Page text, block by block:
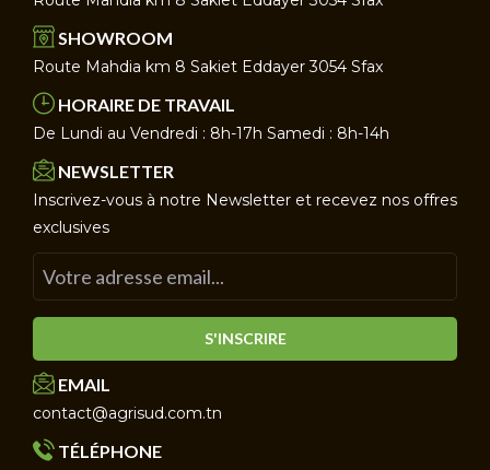
SHOWROOM
Route Mahdia km 8 Sakiet Eddayer 3054 Sfax
HORAIRE DE TRAVAIL
De Lundi au Vendredi : 8h-17h Samedi : 8h-14h
NEWSLETTER
Inscrivez-vous à notre Newsletter et recevez nos offres
exclusives
S'INSCRIRE
EMAIL
contact@agrisud.com.tn
TÉLÉPHONE